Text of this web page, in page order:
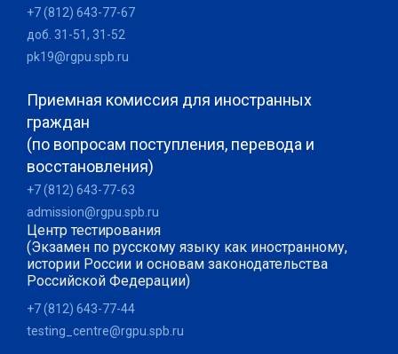
+7 (812) 643-77-67
доб. 31-51, 31-52
pk19@rgpu.spb.ru
Приемная комиссия для иностранных
граждан
(по вопросам поступления, перевода и
восстановления)
+7 (812) 643-77-63
admission@rgpu.spb.ru
Центр тестирования
(Экзамен по русскому языку как иностранному,
истории России и основам законодательства
Российской Федерации)
+7 (812) 643-77-44
testing_centre@rgpu.spb.ru